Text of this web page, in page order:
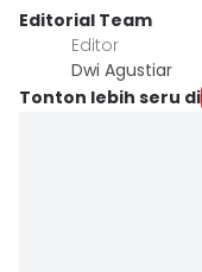
Editorial Team
Editor
Dwi Agustiar
Tonton lebih seru di